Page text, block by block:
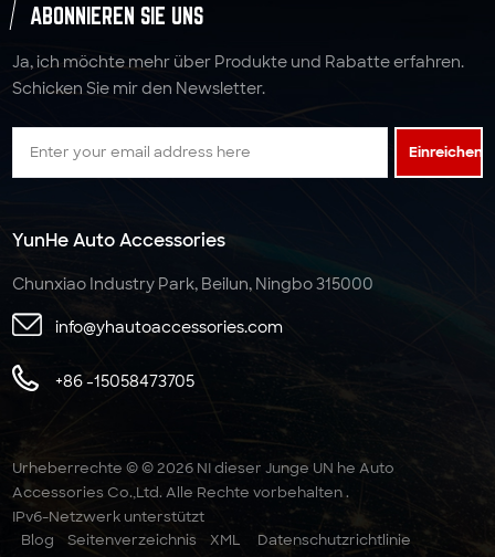
ABONNIEREN SIE UNS
Ja, ich möchte mehr über Produkte und Rabatte erfahren.
Schicken Sie mir den Newsletter.
Einreichen
YunHe Auto Accessories
Chunxiao Industry Park, Beilun, Ningbo 315000
info@yhautoaccessories.com
+86 -15058473705
Urheberrechte © © 2026 NI dieser Junge UN he Auto
Accessories Co.,Ltd. Alle Rechte vorbehalten .
IPv6-Netzwerk unterstützt
Blog
Seitenverzeichnis XML Datenschutzrichtlinie